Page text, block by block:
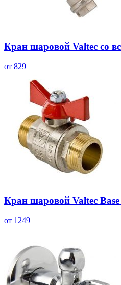
Кран шаровой Valtec со
от 829
Кран шаровой Valtec
от 1249